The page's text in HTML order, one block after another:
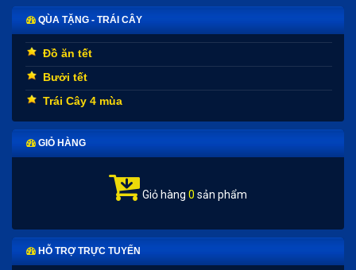
QÙA TẶNG - TRÁI CÂY
Đồ ăn tết
Bưởi tết
Trái Cây 4 mùa
GIỎ HÀNG
Giỏ hàng 0 sản phẩm
HỖ TRỢ TRỰC TUYẾN